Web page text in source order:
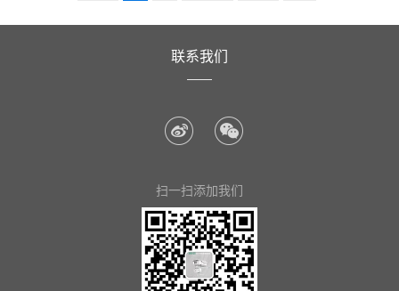
联系我们
扫一扫添加我们